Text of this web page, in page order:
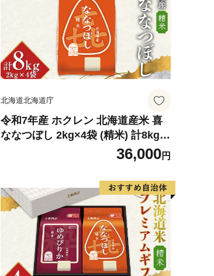
北海道北海道庁
令和7年産 ホクレン 北海道産米 喜
ななつぼし 2kg×4袋 (精米) 計8kg
ごはん こめ 白米 F6S-77236,000円